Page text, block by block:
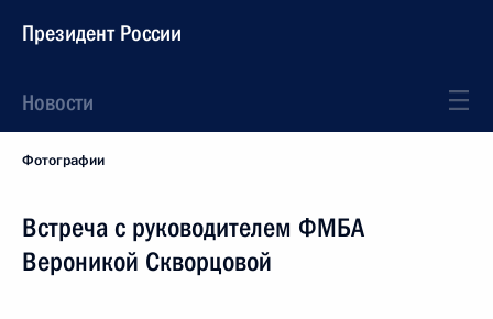
Президент России
Новости
Фотографии
Встреча с руководителем ФМБА
Вероникой Скворцовой